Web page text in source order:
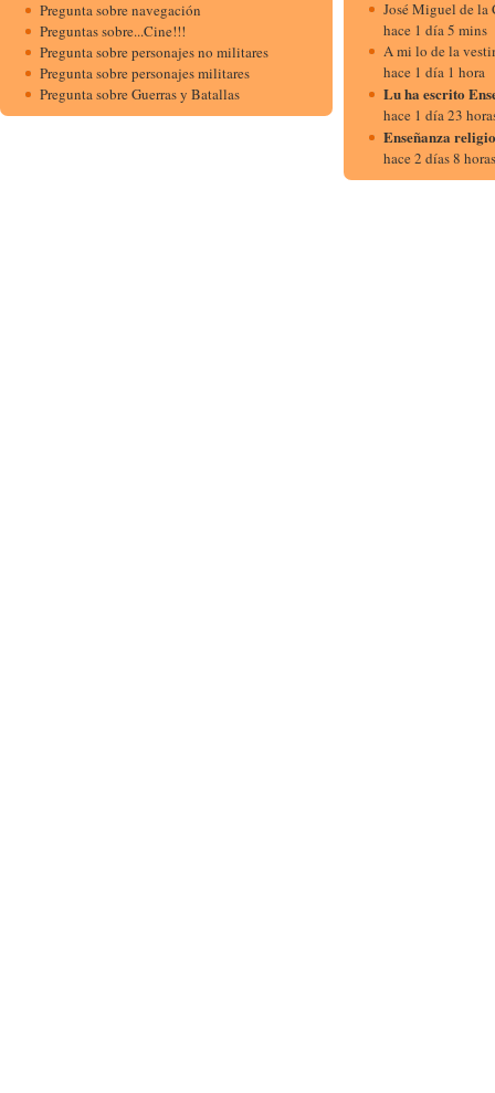
Pregunta sobre navegación
Preguntas sobre...Cine!!!
Pregunta sobre personajes no militares
Pregunta sobre personajes militares
Pregunta sobre Guerras y Batallas
José Miguel de la
hace 1 día 5 mins
A mi lo de la
hace 1 día 1 hora
Lu ha escrito
hace 1 día 23
Enseñanza
hace 2 días 8